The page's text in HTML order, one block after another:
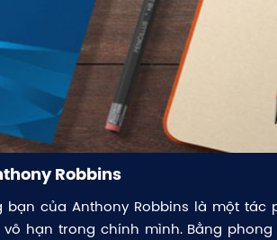
Robbins
của Anthony Robbins là một tác
hạn trong chính mình. Bằng phong